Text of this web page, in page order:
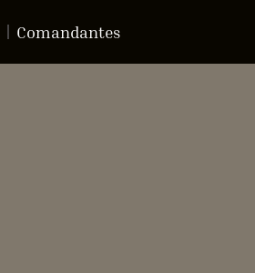
Comandantes